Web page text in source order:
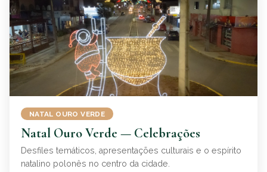
NATAL OURO VERDE
Natal Ouro Verde — Celebrações
Desfiles temáticos, apresentações culturais e o espírito
natalino polonês no centro da cidade.